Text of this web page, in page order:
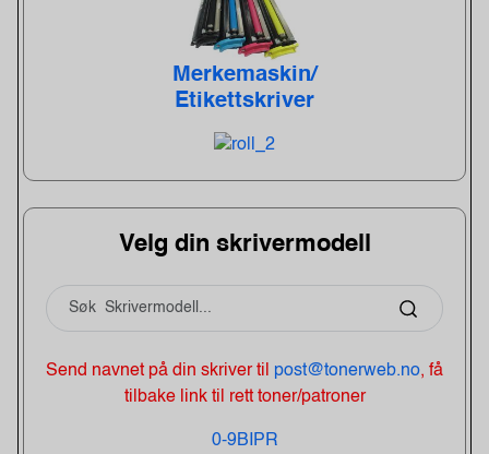
Merkemaskin/
Etikettskriver
Velg din skrivermodell
Send navnet på din skriver til post@tonerweb.no, få
tilbake link til rett toner/patroner
0-9B P R